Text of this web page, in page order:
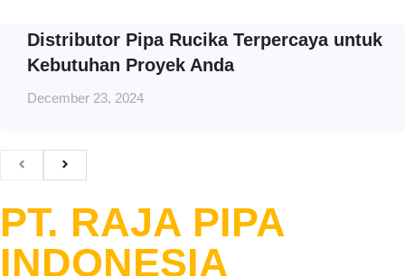
Distributor Pipa Rucika Terpercaya untuk
Kebutuhan Proyek Anda
December 23, 2024
PT. RAJA PIPA
INDONESIA